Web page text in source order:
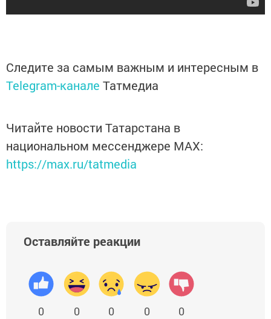
Следите за самым важным и интересным в
Telegram-канале Татмедиа
Читайте новости Татарстана в
национальном мессенджере MАХ:
https://max.ru/tatmedia
Оставляйте реакции
0 0 0 0 0